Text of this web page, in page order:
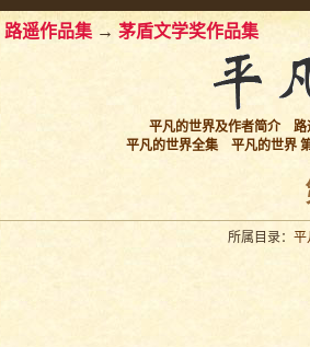
路遥作品集 →茅盾文学奖作品集
平凡的世界及作者简介 路
平凡的世界全集
平凡的世界
所属目录： 平